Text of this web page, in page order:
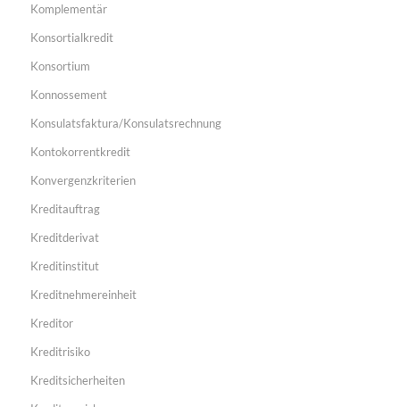
Komplementär
Konsortialkredit
Konsortium
Konnossement
Konsulatsfaktura/Konsulatsrechnung
Kontokorrentkredit
Konvergenzkriterien
Kreditauftrag
Kreditderivat
Kreditinstitut
Kreditnehmereinheit
Kreditor
Kreditrisiko
Kreditsicherheiten